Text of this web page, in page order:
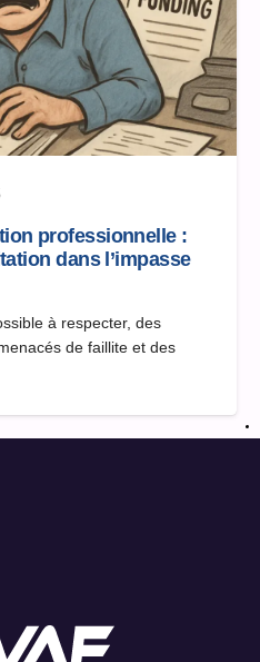
professionnelle :
dans l’impasse
à respecter, des
de faillite et des